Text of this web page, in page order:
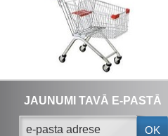
JAUNUMI TAVĀ E-PASTĀ
OK